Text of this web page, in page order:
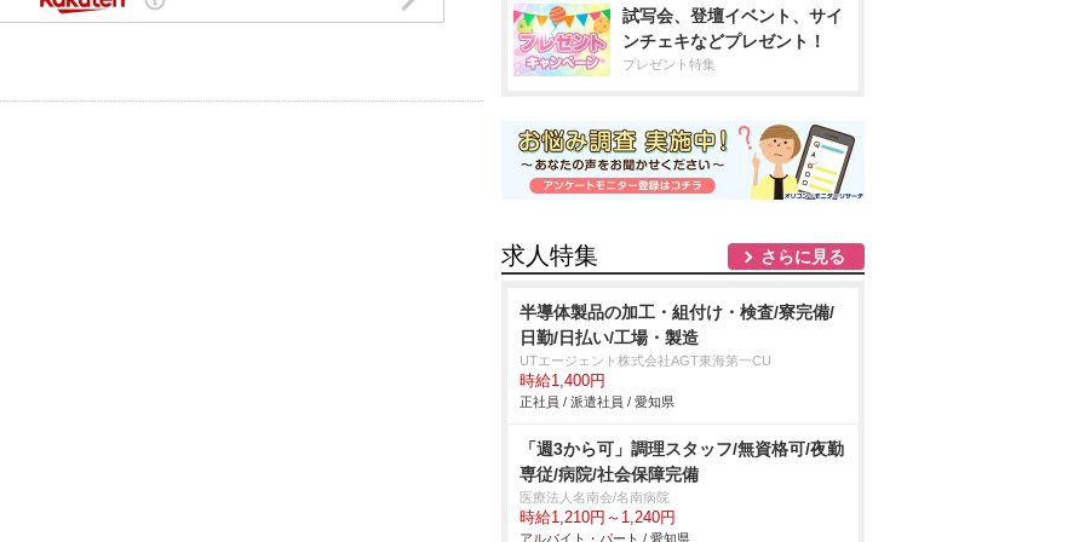
試写会、登壇イベント、サイ
ンチェキなどプレゼント！
プレゼント特集
求人特集 さらに見る
半導体製品の加工・組付け・検査/寮完備/
日勤/日払い/工場・製造
UTエージェント株式会社AGT東海第一CU
時給1,400円
正社員 / 派遣社員 / 愛知県
「週3から可」調理スタッフ/無資格可/夜勤
専従/病院/社会保障完備
医療法人名南会/名南病院
時給1,210円～1,240円
アルバイト・パート / 愛知県